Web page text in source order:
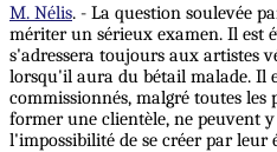
M. Nélis. - La question soulevée
mériter un sérieux examen. Il est
s'adressera toujours aux artistes
lorsqu'il aura du bétail malade. Il
commissionnés, malgré toutes les
former une clientèle, ne peuvent
l'impossibilité de se créer par leur